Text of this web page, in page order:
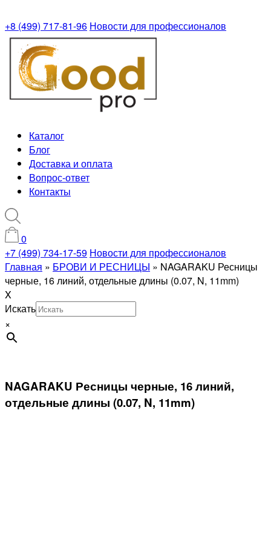
+8 (499) 717-81-96 Новости для профессионалов
Каталог
Блог
Доставка и оплата
Вопрос-ответ
Контакты
0
+7 (499) 734-17-59 Новости для профессионалов
Главная » БРОВИ И РЕСНИЦЫ » NAGARAKU Ресницы
черные, 16 линий, отдельные длины (0.07, N, 11mm)
X
Искать
×
NAGARAKU Ресницы черные, 16 линий,
отдельные длины (0.07, N, 11mm)